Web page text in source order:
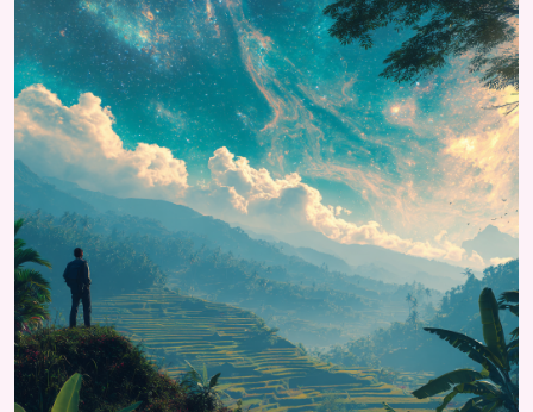
บริการ
API
ข้อตกลง
บล็อก